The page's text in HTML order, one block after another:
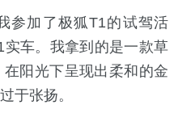
了极狐T1的试驾活
车。我拿到的是一款草
阳光下呈现出柔和的金
于张扬。